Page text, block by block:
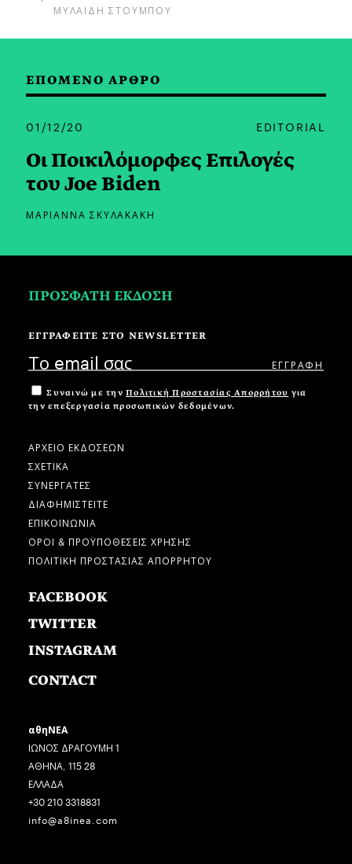
ΜΥΛΑΙΔΗ ΣΤΟΥΜΠΟΥ
ΕΠΟΜΕΝΟ ΑΡΘΡΟ
01/12/20 EDITORIAL
Οι Ποικιλόμορφες Επιλογές
του Joe Biden
ΜΑΡΙΑΝΝΑ ΣΚΥΛΑΚΑΚΗ
ΠΡΟΣΦΑΤΗ ΕΚΔΟΣΗ
ΕΓΓΡΑΦΕΙΤΕ ΣΤΟ NEWSLETTER
Συναινώ με την Πολιτική Προστασίας Απορρήτου για
την επεξεργασία προσωπικών δεδομένων.
ΑΡΧΕΙΟ ΕΚΔΟΣΕΩΝ
ΣΧΕΤΙΚΑ
ΣΥΝΕΡΓΑΤΕΣ
ΔΙΑΦΗΜΙΣΤΕΙΤΕ
ΕΠΙΚΟΙΝΩΝΙΑ
ΟΡΟΙ & ΠΡΟΫΠΟΘΕΣΕΙΣ ΧΡΗΣΗΣ
ΠΟΛΙΤΙΚΗ ΠΡΟΣΤΑΣΙΑΣ ΑΠΟΡΡΗΤΟΥ
FACEBOOK
TWITTER
INSTAGRAM
CONTACT
αθηΝΕΑ
ΙΩΝΟΣ ΔΡΑΓΟΥΜΗ 1
ΑΘΗΝΑ, 115 28
ΕΛΛΑΔΑ
+30 210 3318831
info@a8inea.com